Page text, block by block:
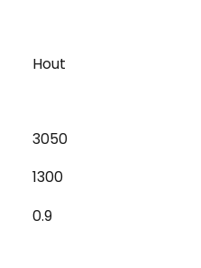
Hout
3050
1300
0.9